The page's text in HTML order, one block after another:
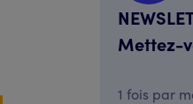
Mettez-
1 fois par